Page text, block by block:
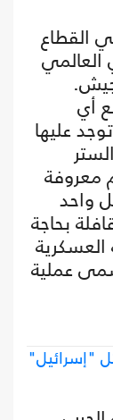
القطاع
العالمي
أي
عليها
معروفة
واحد
بحاجة
عملية
"إسرائيل"